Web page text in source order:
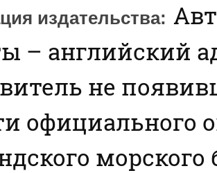
издательства
– английский
не
официального
морского